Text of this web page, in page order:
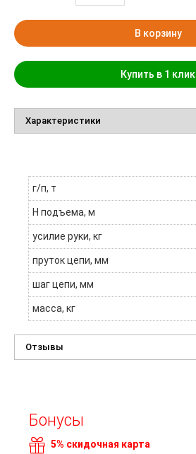
В корзину
Купить в 1 клик
Характеристики
г/п, т
H подъема, м
усилие руки, кг
пруток цепи, мм
шаг цепи, мм
масса, кг
Отзывы
Бонусы
5% скидочная карта